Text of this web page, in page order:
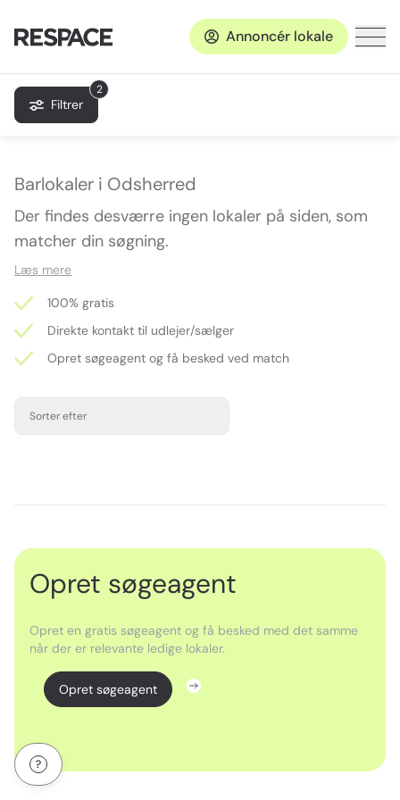
Annoncér lokale
2
Filtrer
Barlokaler i Odsherred
Der findes desværre ingen lokaler på siden, som
matcher din søgning.
Læs mere
100% gratis
Direkte kontakt til udlejer/sælger
Opret søgeagent og få besked ved match
Sorter efter
Opret søgeagent
Opret en gratis søgeagent og få besked med det samme
når der er relevante ledige lokaler.
Opret søgeagent